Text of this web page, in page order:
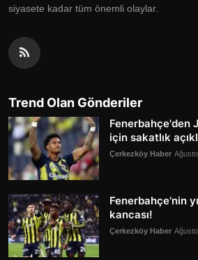
siyasete kadar tüm önemli olaylar.
Trend Olan Gönderiler
Fenerbahçe'den
için sakatlık
Çerkezköy Haber
Fenerbahçe'nin
kancası!
Çerkezköy Haber